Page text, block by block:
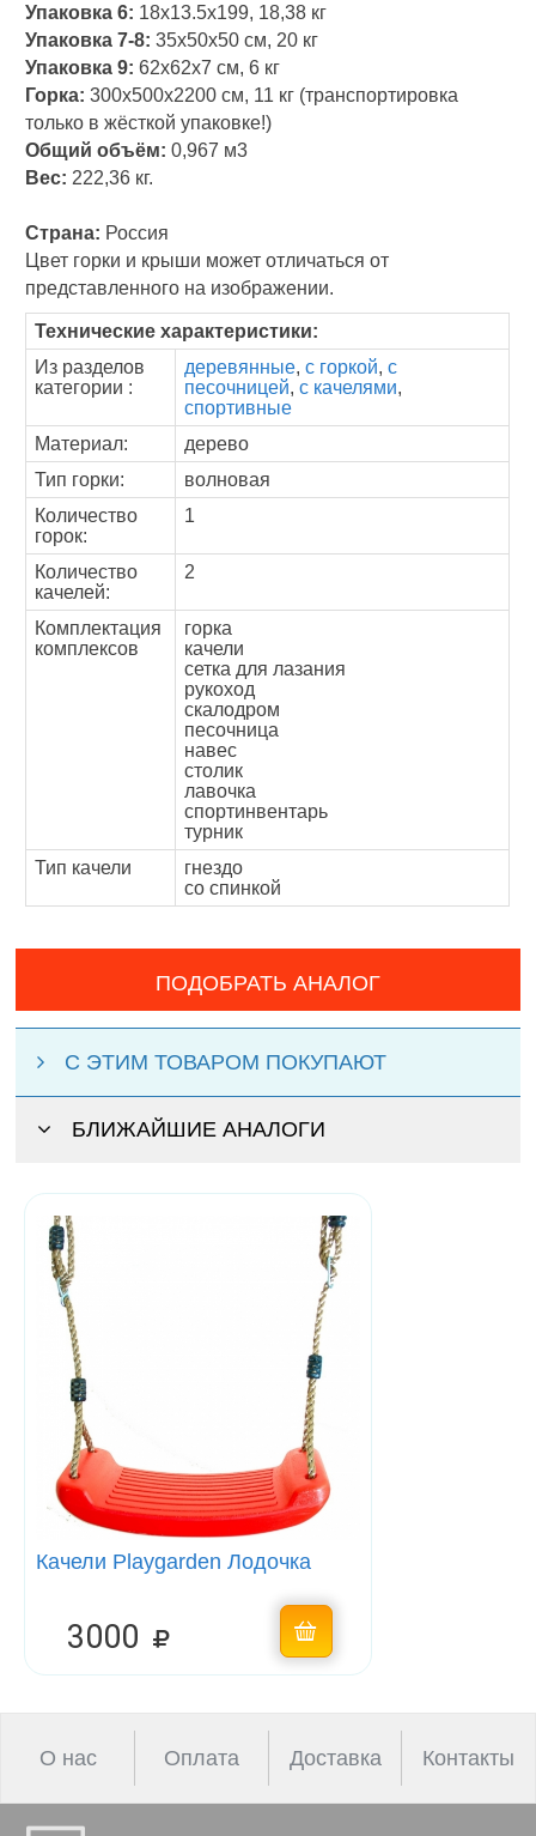
Упаковка 6: 18х13.5х199, 18,38 кг
Упаковка 7-8: 35х50х50 см, 20 кг
Упаковка 9: 62х62х7 см, 6 кг
Горка: 300х500х2200 см, 11 кг (транспортировка
только в жёсткой упаковке!)
Общий объём: 0,967 м3
Вес: 222,36 кг.
Страна: Россия
Цвет горки и крыши может отличаться от
представленного на изображении.
Технические характеристики:
Из разделов
категории :
деревянные,с горкой,с
песочницей,с качелями,
спортивные
Материал:
дерево
Тип горки:
волновая
Количество
горок:
1
Количество
качелей:
2
Комплектация
комплексов
горка
качели
сетка для лазания
рукоход
скалодром
песочница
навес
столик
лавочка
спортинвентарь
турник
Тип качели
гнездо
со спинкой
ПОДОБРАТЬ АНАЛОГ
С ЭТИМ ТОВАРОМ ПОКУПАЮТ
БЛИЖАЙШИЕ АНАЛОГИ
Качели Playgarden Лодочка
3000
О нас Оплата Доставка Контакты